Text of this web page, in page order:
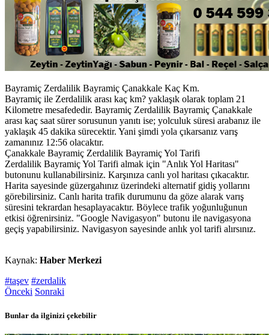
Bayramiç Zerdalilik Bayramiç Çanakkale Kaç Km.
Bayramiç ile Zerdalilik arası kaç km? yaklaşık olarak toplam 21
Kilometre mesafededir. Bayramiç Zerdalilik Bayramiç Çanakkale
arası kaç saat sürer sorusunun yanıtı ise; yolculuk süresi arabanız ile
yaklaşık 45 dakika sürecektir. Yani şimdi yola çıkarsanız varış
zamanınız 12:56 olacaktır.
Çanakkale Bayramiç Zerdalilik Bayramiç Yol Tarifi
Zerdalilik Bayramiç Yol Tarifi almak için "Anlık Yol Haritası"
butonunu kullanabilirsiniz. Karşınıza canlı yol haritası çıkacaktır.
Harita sayesinde güzergahınız üzerindeki alternatif gidiş yollarını
görebilirsiniz. Canlı harita trafik durumunu da göze alarak varış
süresini tekrardan hesaplayacaktır. Böylece trafik yoğunluğunun
etkisi öğrenirsiniz. "Google Navigasyon" butonu ile navigasyona
geçiş yapabilirsiniz. Navigasyon sayesinde anlık yol tarifi alırsınız.
Kaynak: Haber Merkezi
#taşev #zerdalik
Önceki Sonraki
Bunlar da ilginizi çekebilir